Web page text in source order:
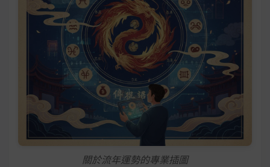
關於流年運勢的專業插圖